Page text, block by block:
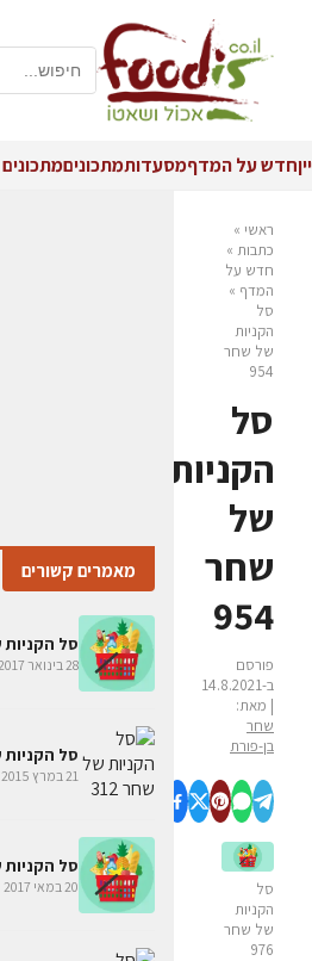
ייןחדש על המדףמסעדותמתכונים
ראשי »
כתבות »
חדש על
המדף »
סל
הקניות
של שחר
954
סל
הקניות
של
שחר
954
פורסם
ב-14.8.2021
| מאת:
שחר
בן-פורת
סל
הקניות
של שחר
976
מאמרים קשורים
סל הקניות
28 בינואר 2017
סל הקניות
21 במרץ 2015
סל הקניות
20 במאי 2017